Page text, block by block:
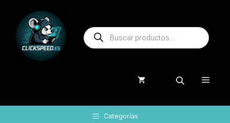
contenido
Búsqueda
de
productos
Menú
Categorías